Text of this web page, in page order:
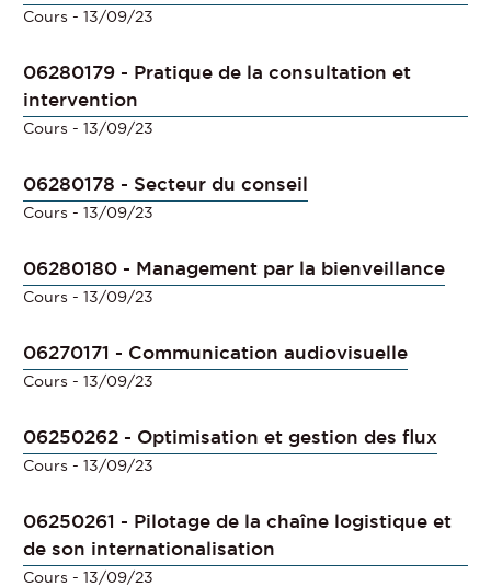
Cours - 13/09/23
06280179 - Pratique de la consultation et
intervention
Cours - 13/09/23
06280178 - Secteur du conseil
Cours - 13/09/23
06280180 - Management par la bienveillance
Cours - 13/09/23
06270171 - Communication audiovisuelle
Cours - 13/09/23
06250262 - Optimisation et gestion des flux
Cours - 13/09/23
06250261 - Pilotage de la chaîne logistique et
de son internationalisation
Cours - 13/09/23